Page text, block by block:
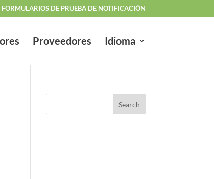
FORMULARIOS DE PRUEBA DE NOTIFICACIÓN
Proveedores Idioma